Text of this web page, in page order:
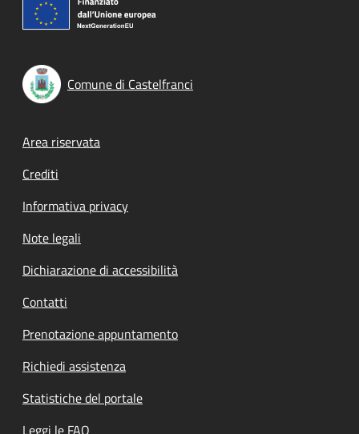
Comune di Castelfranci
Footer menu
Area riservata
Crediti
Informativa privacy
Note legali
Dichiarazione di accessibilità
Contatti
Prenotazione appuntamento
Richiedi assistenza
Statistiche del portale
Leggi le FAQ